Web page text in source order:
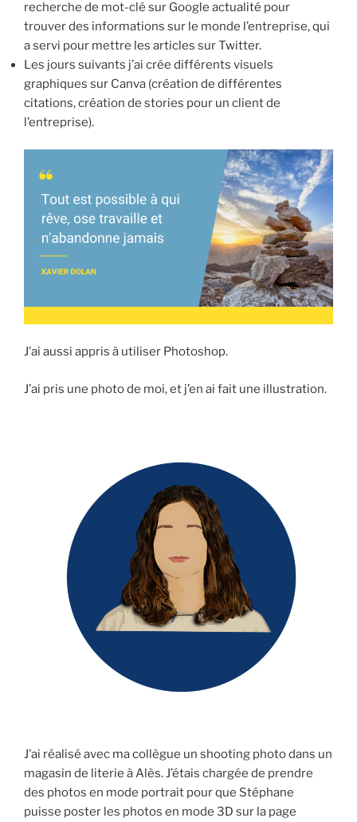
recherche de mot-clé sur Google actualité pour
trouver des informations sur le monde l’entreprise, qui
a servi pour mettre les articles sur Twitter.
Les jours suivants j’ai crée différents visuels
graphiques sur Canva (création de différentes
citations, création de stories pour un client de
l’entreprise).
J’ai aussi appris à utiliser Photoshop.
J’ai pris une photo de moi, et j’en ai fait une illustration.
J’ai réalisé avec ma collègue un shooting photo dans un
magasin de literie à Alès. J’étais chargée de prendre
des photos en mode portrait pour que Stéphane
puisse poster les photos en mode 3D sur la page